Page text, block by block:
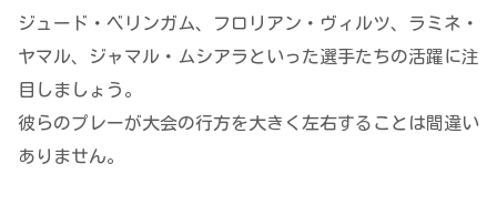
ジュード・ベリンガム、フロリアン・ヴィルツ、ラミネ・
ヤマル、ジャマル・ムシアラといった選手たちの活躍に注
目しましょう。
彼らのプレーが大会の行方を大きく左右することは間違い
ありません。